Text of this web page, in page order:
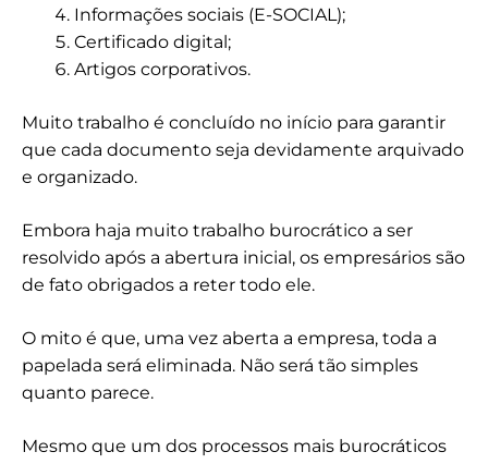
Informações sociais (E-SOCIAL);
Certificado digital;
Artigos corporativos.
Muito trabalho é concluído no início para garantir
que cada documento seja devidamente arquivado
e organizado.
Embora haja muito trabalho burocrático a ser
resolvido após a abertura inicial, os empresários são
de fato obrigados a reter todo ele.
O mito é que, uma vez aberta a empresa, toda a
papelada será eliminada. Não será tão simples
quanto parece.
Mesmo que um dos processos mais burocráticos